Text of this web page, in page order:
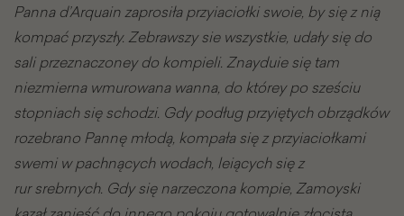
Panna d’Arquain zaprosiła przyiaciołki swoie, by się z nią
kompać przyszły. Zebrawszy sie wszystkie, udały się do
sali przeznaczoney do kompieli. Znayduie się tam
niezmierna wmurowana wanna, do którey po sześciu
stopniach się schodzi. Gdy podług przyiętych obrządków
rozebrano Pannę młodą, kompała się z przyiaciołkami
swemi w pachnących wodach, leiących się z
rur srebrnych. Gdy się narzeczona kompie, Zamoyski